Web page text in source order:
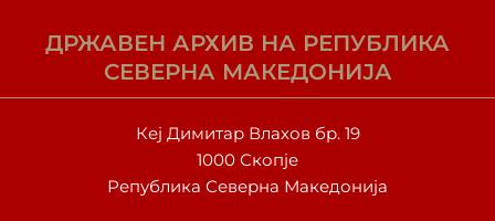
ДРЖАВЕН АРХИВ НА РЕПУБЛИКА
СЕВЕРНА МАКЕДОНИЈА
Кеј Димитар Влахов бр. 19
1000 Скопје
Република Северна Македонија